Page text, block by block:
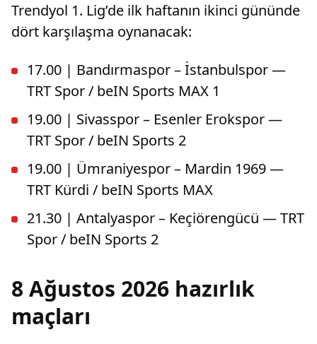
Trendyol 1. Lig’de ilk haftanın ikinci gününde
dört karşılaşma oynanacak:
17.00 | Bandırmaspor – İstanbulspor —
TRT Spor / beIN Sports MAX 1
19.00 | Sivasspor – Esenler Erokspor —
TRT Spor / beIN Sports 2
19.00 | Ümraniyespor – Mardin 1969 —
TRT Kürdi / beIN Sports MAX
21.30 | Antalyaspor – Keçiörengücü — TRT
Spor / beIN Sports 2
8 Ağustos 2026 hazırlık
maçları